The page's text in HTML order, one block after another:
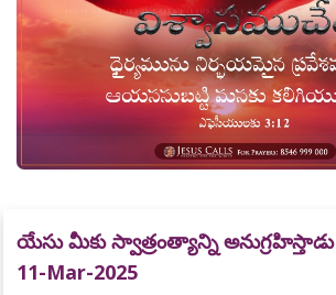
యేసు మీకు స్వాత్రంత్యాన్ని అనుగ్రహిస్తాడు
11-Mar-2025